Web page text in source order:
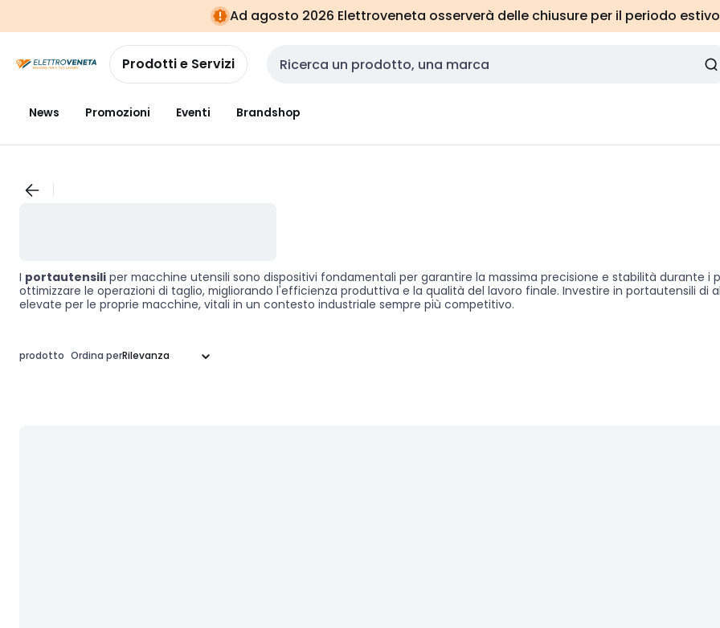
navigazionealla
pagina
Ad agosto 2026 Elettroveneta osserverà delle chiusure per il periodo
Prodotti e Servizi Cerca input
News Promozioni Eventi Brandshop
I portautensili per macchine utensili sono dispositivi fondamentali per garantire la massima precisione e stabilità durante i
ottimizzare le operazioni di taglio, migliorando l'efficienza produttiva e la qualità del lavoro finale. Investire in portautensili
elevate per le proprie macchine, vitali in un contesto industriale sempre più competitivo.
prodotto Ordina per